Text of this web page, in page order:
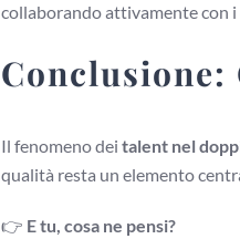
collaborando attivamente con
Il fenomeno dei talent nel
qualità resta un elemento
👉 E tu, cosa ne pensi?